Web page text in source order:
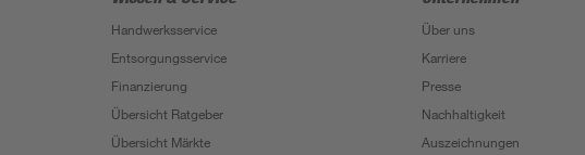
Handwerksservice
Entsorgungsservice
Finanzierung
Übersicht Ratgeber
Übersicht Märkte
Über uns
Karriere
Presse
Nachhaltigkeit
Auszeichnungen